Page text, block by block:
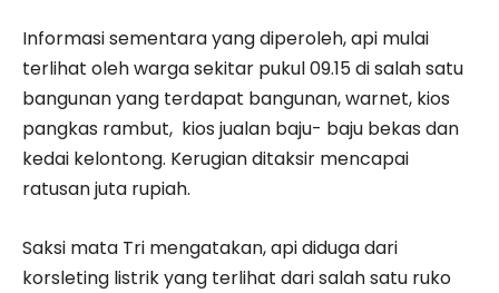
Informasi sementara yang diperoleh, api mulai
terlihat oleh warga sekitar pukul 09.15 di salah satu
bangunan yang terdapat bangunan, warnet, kios
pangkas rambut, kios jualan baju- baju bekas dan
kedai kelontong. Kerugian ditaksir mencapai
ratusan juta rupiah.
Saksi mata Tri mengatakan, api diduga dari
korsleting listrik yang terlihat dari salah satu ruko